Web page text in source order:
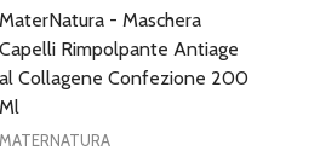
MaterNatura - Maschera
Capelli Rimpolpante Antiage
al Collagene Confezione 200
Ml
MATERNATURA